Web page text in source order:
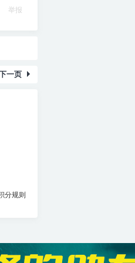
举报
一页
分规则